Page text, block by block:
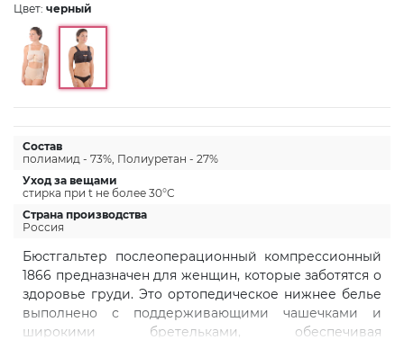
Цвет: черный
Состав
полиамид - 73%, Полиуретан - 27%
Уход за вещами
стирка при t не более 30°C
Страна производства
Россия
Бюстгальтер послеоперационный компрессионный
1866 предназначен для женщин, которые заботятся о
здоровье груди. Это ортопедическое нижнее белье
выполнено с поддерживающими чашечками и
широкими бретельками, обеспечивая